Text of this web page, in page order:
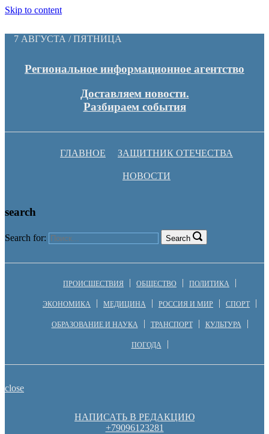
Skip to content
7 АВГУСТА / ПЯТНИЦА
Региональное информационное агентство
Доставляем новости.
Разбираем события
ГЛАВНОЕ ЗАЩИТНИК ОТЕЧЕСТВА
НОВОСТИ
search
Search for: Search
ПРОИСШЕСТВИЯ ОБЩЕСТВО ПОЛИТИКА
ЭКОНОМИКА МЕДИЦИНА РОССИЯ И МИР СПОРТ
ОБРАЗОВАНИЕ И НАУКА ТРАНСПОРТ КУЛЬТУРА
ПОГОДА
close
НАПИСАТЬ В РЕДАКЦИЮ
+79096123281